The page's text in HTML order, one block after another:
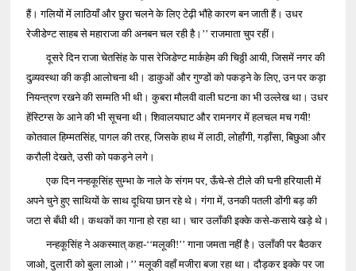
हैं। गलियों में लाठियाँ और छुरा चलने के लिए टेढ़ी भौंहे कारण बन जाती हैं। उधर
रेजीडेण्ट साहब से महाराजा की अनबन चल रही है।’’ राजमाता चुप रहीं।
दूसरे दिन राजा चेतसिंह के पास रेजिडेण्ट मार्कहेम की चिठ्ठी आयी, जिसमें नगर की
दुव्र्यवस्था की कड़ी आलोचना थी। डाकुओं और गुण्डों को पकड़ने के लिए, उन पर कड़ा
नियन्त्रण रखने की सम्मति भी थी। कुबरा मौलवी वाली घटना का भी उल्लेख था। उधर
हेंस्टिग्स के आने की भी सूचना थी। शिवालयघाट और रामनगर में हलचल मच गयी!
कोतवाल हिम्मतसिंह, पागल की तरह, जिसके हाथ में लाठी, लोहाँगी, गड़ाँसा, बिछुआ और
करौली देखते, उसी को पकड़ने लगे।
एक दिन नन्हकूसिंह सुम्भा के नाले के संगम पर, ऊँचे-से टीले की घनी हरियाली में
अपने चुने हुए साथियों के साथ दूधिया छान रहे थे। गंगा में, उनकी पतली डोंगी बड़ की
जटा से बँधी थी। कथकों का गाना हो रहा था। चार उलाँकी इक्के कसे-कसाये खड़े थे।
नन्हकूसिंह ने अकस्मात् कहा-‘‘मलूकी!’’ गाना जमता नहीं है। उलाँकी पर बैठकर
जाओ, दुलारी को बुला लाओ।’’ मलूकी वहाँ मजीरा बजा रहा था। दौड़कर इक्के पर जा